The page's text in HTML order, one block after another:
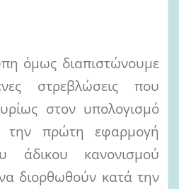
όμως διαπιστώνουμε
στρεβλώσεις που
στον υπολογισμό
πρώτη εφαρμογή
άδικου κανονισμού
διορθωθούν κατά την